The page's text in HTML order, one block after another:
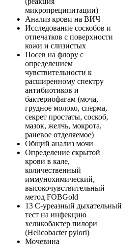
микропреципитации)
Анализ крови на ВИЧ
Исследование соскобов и
отпечатков с поверхности
кожи и слизистых
Посев нa флору c
определением
чувствительности к
расширенному спектру
антибиотиков и
бактериофагам (моча,
грудное молоко, сперма,
секрет простаты, соскоб,
мазок, желчь, мокрота,
раневое отделяемое)
Общий анализ мочи
Определение скрытой
крови в кале,
количественный
иммунохимический,
высокочувствительный
метод FOBGold
13 С-уреазный дыхательный
тест на инфекцию
хеликобактер пилори
(Helicobacter pylori)
Мочевина